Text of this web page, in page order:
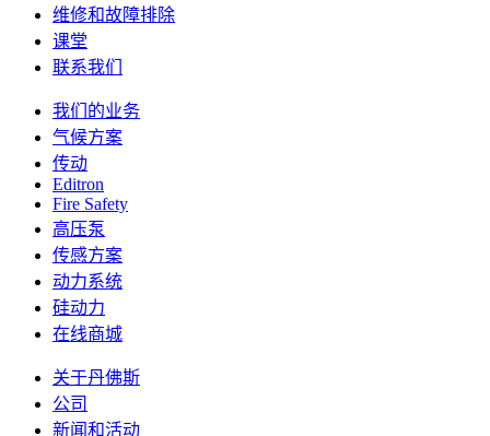
维修和故障排除
课堂
联系我们
我们的业务
气候方案
传动
Editron
Fire Safety
高压泵
传感方案
动力系统
硅动力
在线商城
关于丹佛斯
公司
新闻和活动